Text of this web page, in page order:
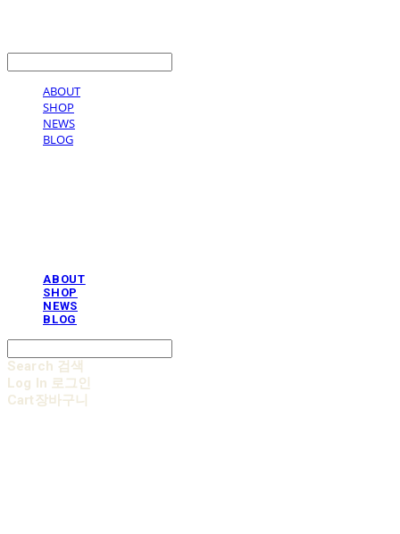
ABOUT
SHOP
NEWS
BLOG
ABOUT
SHOP
NEWS
BLOG
Search 검색
Log In 로그인
Cart장바구니